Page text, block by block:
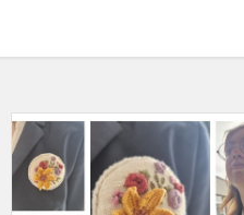
Sveikiname
Domeikavos
gimnazijos
komandą